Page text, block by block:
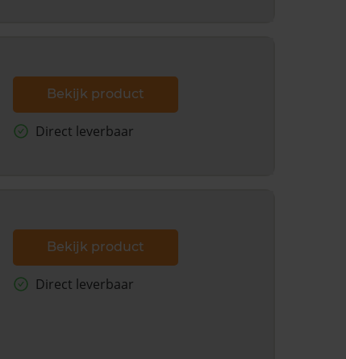
Bekijk product
Direct leverbaar
Bekijk product
Direct leverbaar